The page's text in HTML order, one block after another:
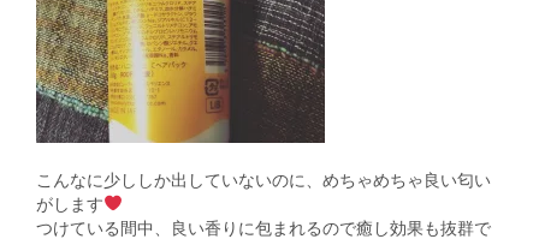
こんなに少ししか出していないのに、めちゃめちゃ良い匂い
がします
つけている間中、良い香りに包まれるので癒し効果も抜群で